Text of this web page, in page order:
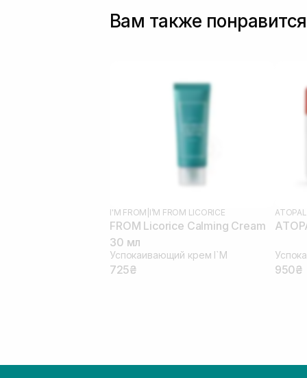
Вам также понравится
I'M FROM I’M FROM LICORICE
FROM Licorice Calming Cream
30 мл
Успокаивающий крем I`M
725₴ 950₴